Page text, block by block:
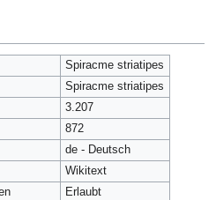
Spiracme striatipes
Spiracme striatipes
3.207
872
de - Deutsch
Wikitext
Erlaubt